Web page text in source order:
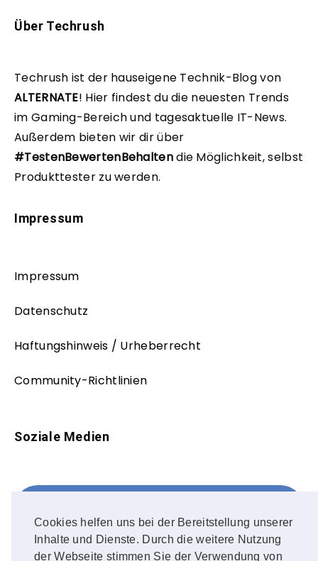
Cookies helfen uns bei der Bereitstellung unserer
Inhalte und Dienste. Durch die weitere Nutzung
der Webseite stimmen Sie der Verwendung von
Über Techrush
Techrush ist der hauseigene Technik-Blog von
ALTERNATE! Hier findest du die neuesten Trends
im Gaming-Bereich und tagesaktuelle IT-News.
Außerdem bieten wir dir über
#TestenBewertenBehaltendie Möglichkeit, selbst
Produkttester zu werden.
Impressum
Impressum
Datenschutz
Haftungshinweis / Urheberrecht
Community-Richtlinien
Soziale Medien
FOLLOW ME!
Instagram